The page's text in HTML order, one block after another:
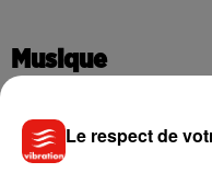
Musique
Le respect de